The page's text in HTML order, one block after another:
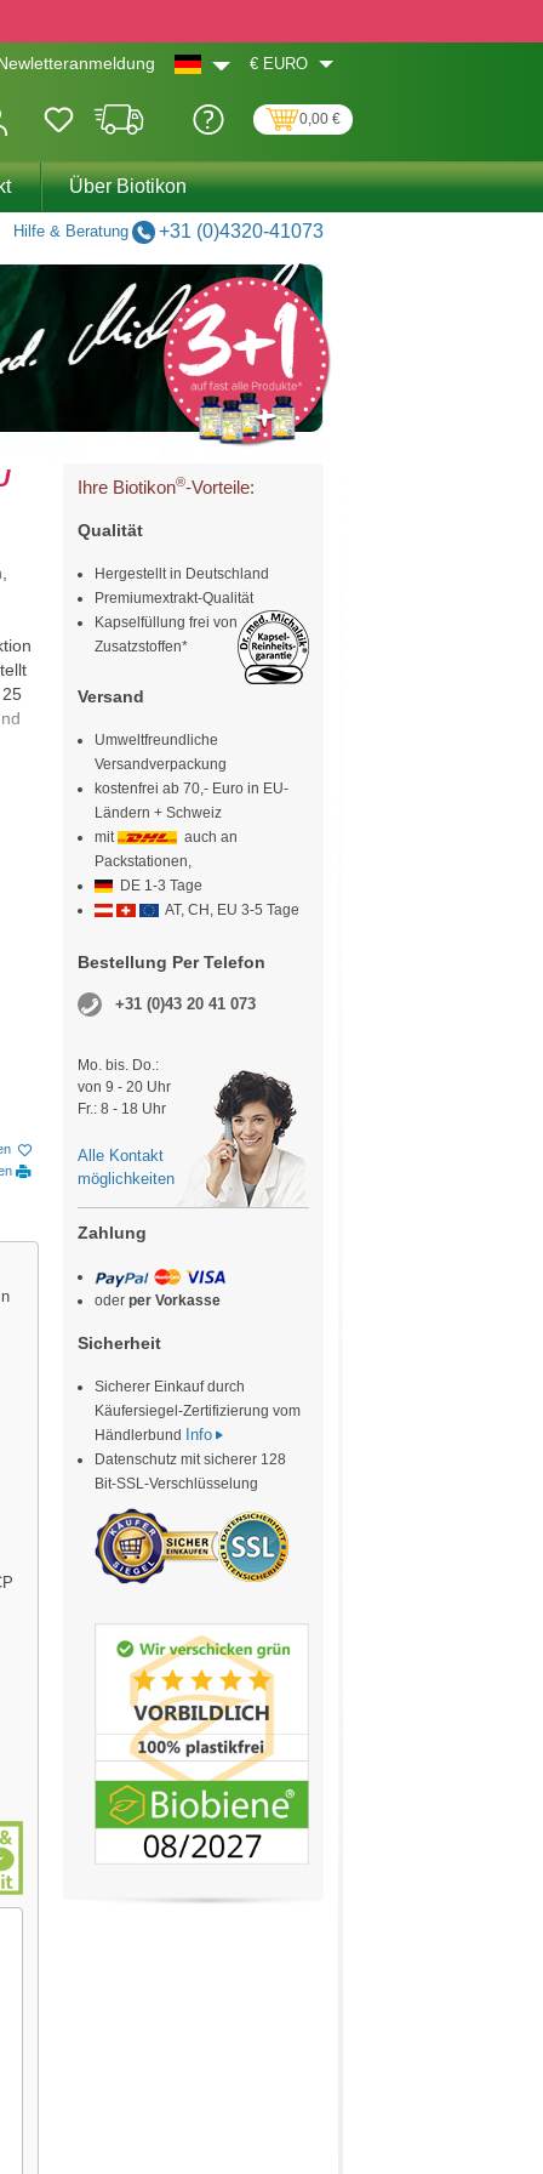
€ EURO
0,00 €
Über Biotikon
Hilfe & Beratung +31 (0)4320-41073
Ihre Biotikon®-Vorteile:
Qualität
Hergestellt in Deutschland
Premiumextrakt-Qualität
Kapselfüllung frei von
Zusatzstoffen*
Versand
Umweltfreundliche
Versandverpackung
kostenfrei ab 70,- Euro in EU-
Ländern + Schweiz
mit
auch an
Packstationen,
DE 1-3 Tage
AT, CH, EU 3-5 Tage
Bestellung Per Telefon
+31 (0)43 20 41 073
Mo. bis. Do.:
von 9 - 20 Uhr
Fr.: 8 - 18 Uhr
Alle Kontakt
möglichkeiten
Zahlung
oder per Vorkasse
Sicherheit
Sicherer Einkauf durch
Käufersiegel-Zertifizierung vom
Händlerbund
Info
Datenschutz mit sicherer 128
Bit-SSL-Verschlüsselung